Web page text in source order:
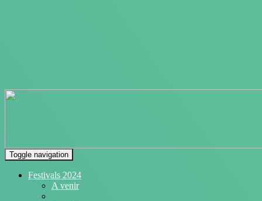
Toggle navigation
Festivals 2024
A venir